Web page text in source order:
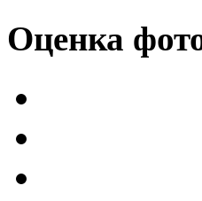
Оценка